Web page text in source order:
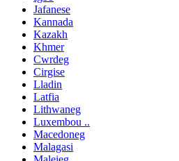
Jafanese
Kannada
Kazakh
Khmer
Cwrdeg
Cirgise
Lladin
Latfia
Lithwaneg
Luxembou ..
Macedoneg
Malagasi